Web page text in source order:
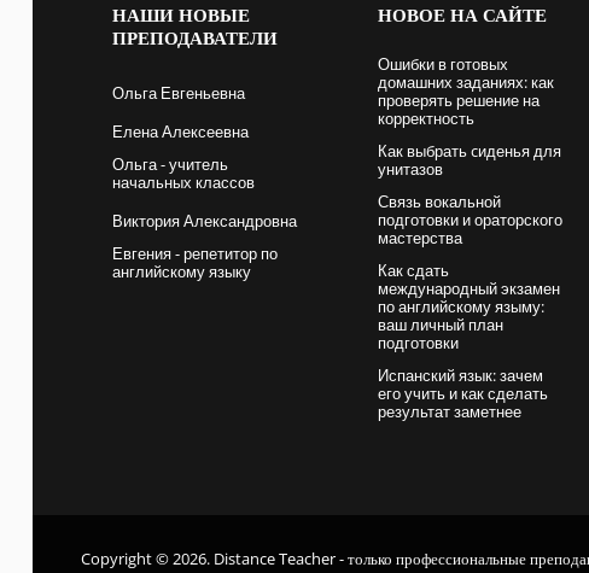
НАШИНОВЫЕ
ПРЕПОДАВАТЕЛИ
Ольга Евгеньевна
Елена Алексеевна
Ольга - учитель
начальных классов
Виктория Александровна
Евгения - репетитор по
английскому языку
НОВОЕНА САЙТЕ
Ошибки в готовых
домашних заданиях: как
проверять решение на
корректность
Как выбрать cиденья для
унитазов
Связь вокальной
подготовки и ораторского
мастерства
Как сдать
международный экзамен
по английскому языму:
ваш личный план
подготовки
Испанский язык: зачем
его учить и как сделать
результат заметнее
Copyright © 2026. Distance Teacher - только профессиональные